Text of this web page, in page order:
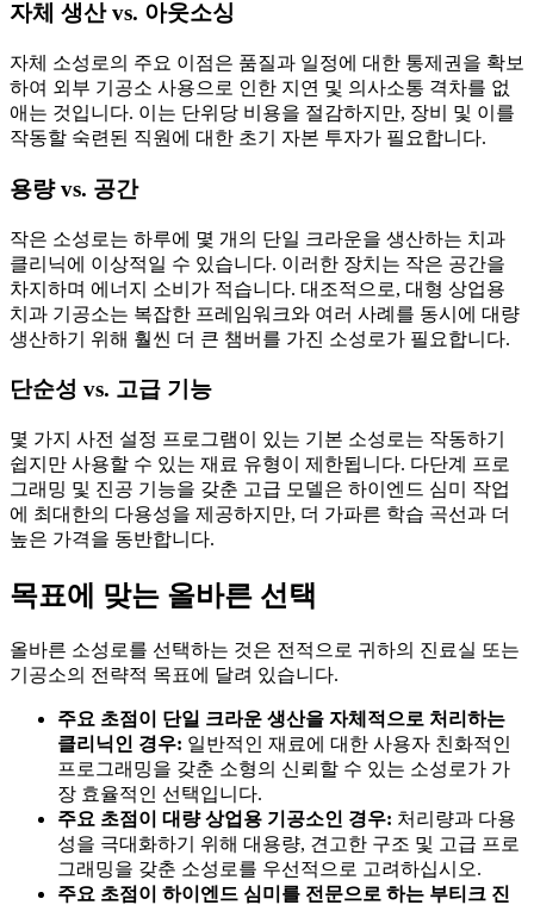
자체 생산 vs. 아웃소싱
자체 소성로의 주요 이점은 품질과 일정에 대한 통제권을 확보
하여 외부 기공소 사용으로 인한 지연 및 의사소통 격차를 없
애는 것입니다. 이는 단위당 비용을 절감하지만, 장비 및 이를
작동할 숙련된 직원에 대한 초기 자본 투자가 필요합니다.
용량 vs. 공간
작은 소성로는 하루에 몇 개의 단일 크라운을 생산하는 치과
클리닉에 이상적일 수 있습니다. 이러한 장치는 작은 공간을
차지하며 에너지 소비가 적습니다. 대조적으로, 대형 상업용
치과 기공소는 복잡한 프레임워크와 여러 사례를 동시에 대량
생산하기 위해 훨씬 더 큰 챔버를 가진 소성로가 필요합니다.
단순성 vs. 고급 기능
몇 가지 사전 설정 프로그램이 있는 기본 소성로는 작동하기
쉽지만 사용할 수 있는 재료 유형이 제한됩니다. 다단계 프로
그래밍 및 진공 기능을 갖춘 고급 모델은 하이엔드 심미 작업
에 최대한의 다용성을 제공하지만, 더 가파른 학습 곡선과 더
높은 가격을 동반합니다.
목표에 맞는 올바른 선택
올바른 소성로를 선택하는 것은 전적으로 귀하의 진료실 또는
기공소의 전략적 목표에 달려 있습니다.
주요 초점이 단일 크라운 생산을 자체적으로 처리하는
클리닉인 경우: 일반적인 재료에 대한 사용자 친화적인
프로그래밍을 갖춘 소형의 신뢰할 수 있는 소성로가 가
장 효율적인 선택입니다.
주요 초점이 대량 상업용 기공소인 경우: 처리량과 다용
성을 극대화하기 위해 대용량, 견고한 구조 및 고급 프로
그래밍을 갖춘 소성로를 우선적으로 고려하십시오.
주요 초점이 하이엔드 심미를 전문으로 하는 부티크 진